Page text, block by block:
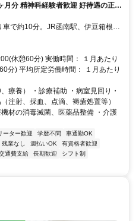
分 精神科経験者歓迎 好待遇の正看
で約10分。JR函南駅、伊豆箱根鉄
り。
休憩60分) 実働時間： １月あたり
分) 平均所定労働時間： １月あたり
療養） ・診療補助 ・病室見回り・
注射、採血、点滴、褥瘡処置等）
材の消毒滅菌、医薬品整備 ・介護
ーター歓迎 学歴不問
車通勤OK
残業なし 週払いOK
有資格者歓迎
通費支給 長期歓迎
シフト制